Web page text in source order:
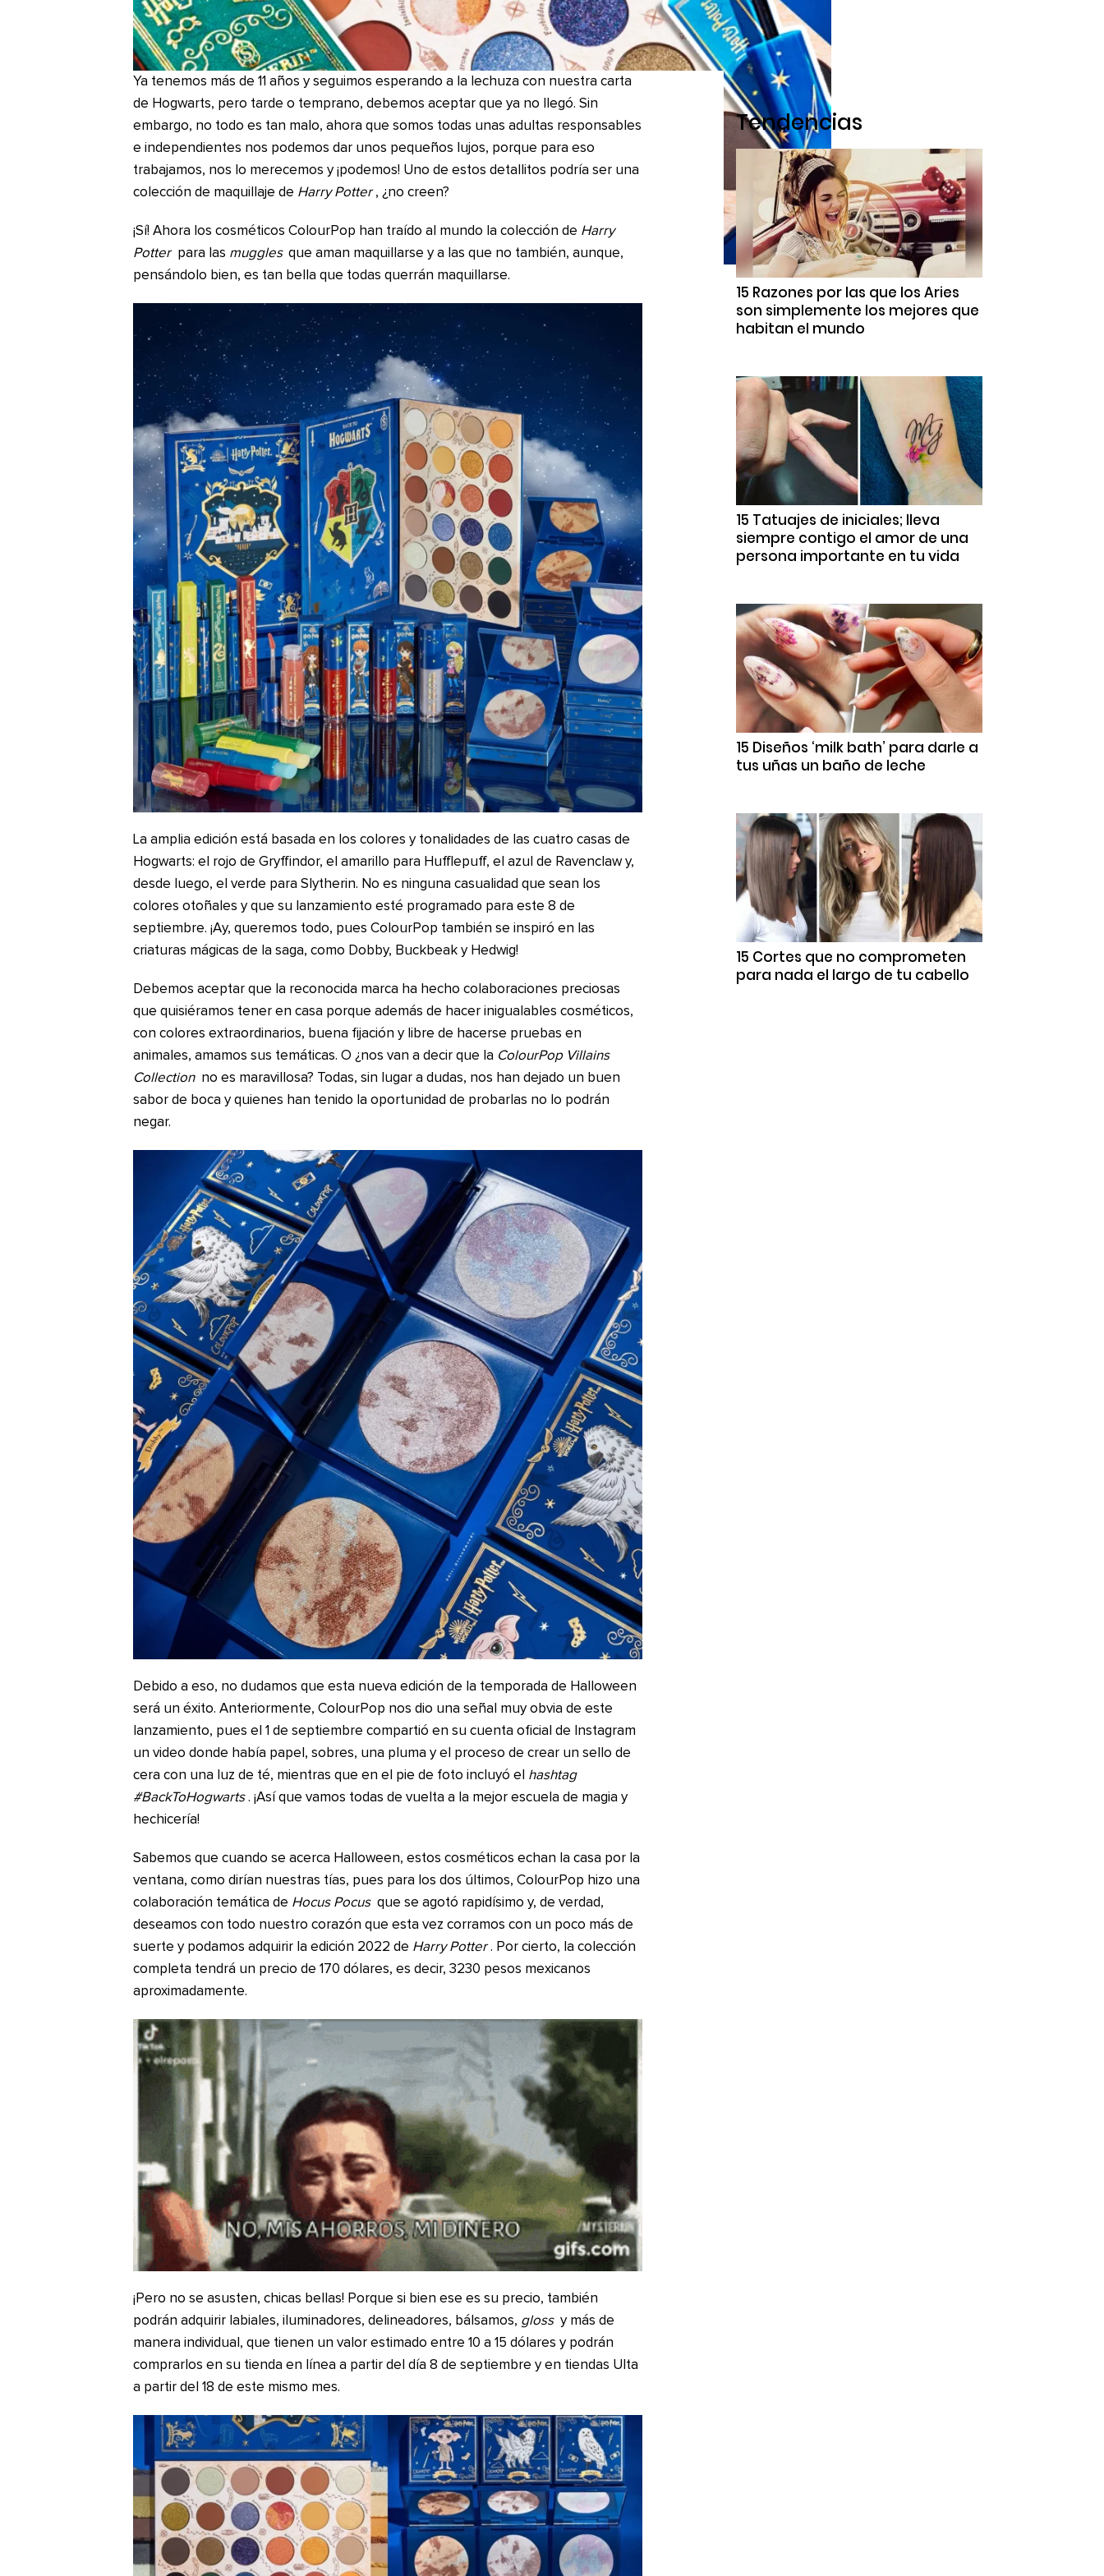
Ya tenemos más de 11 años y seguimos esperando a la lechuza con nuestra carta
de Hogwarts, pero tarde o temprano, debemos aceptar que ya no llegó. Sin
embargo, no todo es tan malo, ahora que somos todas unas adultas responsables
e independientes nos podemos dar unos pequeños lujos, porque para eso
trabajamos, nos lo merecemos y ¡podemos! Uno de estos detallitos podría ser una
colección de maquillaje de Harry Potter , ¿no creen?
¡Sí! Ahora los cosméticos ColourPop han traído al mundo la colección de Harry
Potter para las muggles que aman maquillarse y a las que no también, aunque,
pensándolo bien, es tan bella que todas querrán maquillarse.
La amplia edición está basada en los colores y tonalidades de las cuatro casas de
Hogwarts: el rojo de Gryffindor, el amarillo para Hufflepuff, el azul de Ravenclaw y,
desde luego, el verde para Slytherin. No es ninguna casualidad que sean los
colores otoñales y que su lanzamiento esté programado para este 8 de
septiembre. ¡Ay, queremos todo, pues ColourPop también se inspiró en las
criaturas mágicas de la saga, como Dobby, Buckbeak y Hedwig!
Debemos aceptar que la reconocida marca ha hecho colaboraciones preciosas
que quisiéramos tener en casa porque además de hacer inigualables cosméticos,
con colores extraordinarios, buena fijación y libre de hacerse pruebas en
animales, amamos sus temáticas. O ¿nos van a decir que la ColourPop Villains
Collection no es maravillosa? Todas, sin lugar a dudas, nos han dejado un buen
sabor de boca y quienes han tenido la oportunidad de probarlas no lo podrán
negar.
Debido a eso, no dudamos que esta nueva edición de la temporada de Halloween
será un éxito. Anteriormente, ColourPop nos dio una señal muy obvia de este
lanzamiento, pues el 1 de septiembre compartió en su cuenta oficial de Instagram
un video donde había papel, sobres, una pluma y el proceso de crear un sello de
cera con una luz de té, mientras que en el pie de foto incluyó el hashtag
#BackToHogwarts . ¡Así que vamos todas de vuelta a la mejor escuela de magia y
hechicería!
Sabemos que cuando se acerca Halloween, estos cosméticos echan la casa por la
ventana, como dirían nuestras tías, pues para los dos últimos, ColourPop hizo una
colaboración temática de Hocus Pocus que se agotó rapidísimo y, de verdad,
deseamos con todo nuestro corazón que esta vez corramos con un poco más de
suerte y podamos adquirir la edición 2022 de Harry Potter . Por cierto, la colección
completa tendrá un precio de 170 dólares, es decir, 3230 pesos mexicanos
aproximadamente.
¡Pero no se asusten, chicas bellas! Porque si bien ese es su precio, también
podrán adquirir labiales, iluminadores, delineadores, bálsamos, gloss y más de
manera individual, que tienen un valor estimado entre 10 a 15 dólares y podrán
comprarlos en su tienda en línea a partir del día 8 de septiembre y en tiendas Ulta
a partir del 18 de este mismo mes.
Tendencias
15 Razones por las que los Aries
son simplemente los mejores que
habitan el mundo
15 Tatuajes de iniciales; lleva
siempre contigo el amor de una
persona importante en tu vida
15 Diseños ‘milk bath’ para darle a
tus uñas un baño de leche
15 Cortes que no comprometen
para nada el largo de tu cabello